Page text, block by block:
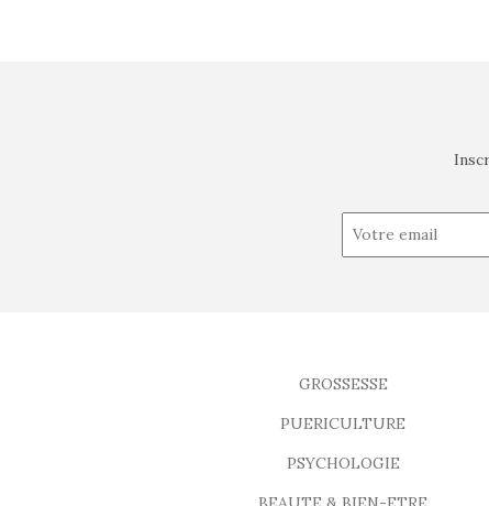
GROSSESSE
PUERICULTURE
PSYCHOLOGIE